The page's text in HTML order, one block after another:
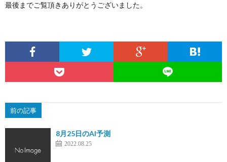
最後までご覧頂きありがとうございました。
前の記事
8月25日のAI予測
2022.08.25